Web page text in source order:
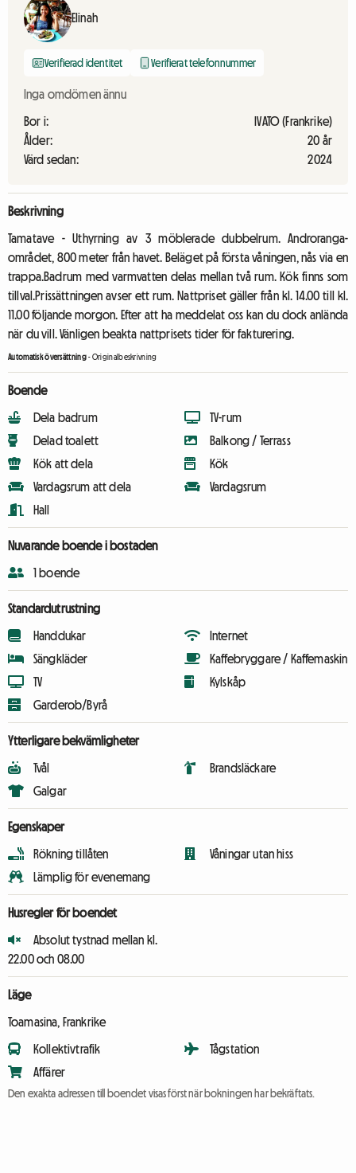
Elinah
Verifierad identitet Verifierat telefonnummer
Inga omdömen ännu
Bor i:
IVATO (Frankrike)
Ålder:
20 år
Värd sedan:
2024
Beskrivning
Tamatave - Uthyrning av 3 möblerade dubbelrum. Androranga-
området, 800 meter från havet. Beläget på första våningen, nås via en
trappa.Badrum med varmvatten delas mellan två rum. Kök finns som
tillval.Prissättningen avser ett rum. Nattpriset gäller från kl. 14.00 till kl.
11.00 följande morgon. Efter att ha meddelat oss kan du dock anlända
när du vill. Vänligen beakta nattprisets tider för fakturering.
Automatisk översättning-Originalbeskrivning
Boende
Dela badrum
Delad toalett
Kök att dela
Vardagsrum att dela
Hall
TV-rum
Balkong / Terrass
Kök
Vardagsrum
Nuvarande boende i bostaden
1 boende
Standardutrustning
Handdukar
Sängkläder
TV
Garderob/Byrå
Internet
Kaffebryggare / Kaffemaskin
Kylskåp
Ytterligare bekvämligheter
Tvål
Galgar
Brandsläckare
Egenskaper
Rökning tillåten
Lämplig för evenemang
Våningar utan hiss
Husregler för boendet
Absolut tystnad mellan kl.
22.00 och 08.00
Läge
Toamasina, Frankrike
Kollektivtrafik
Affärer
Tågstation
Den exakta adressen till boendet visas först när bokningen har bekräftats.